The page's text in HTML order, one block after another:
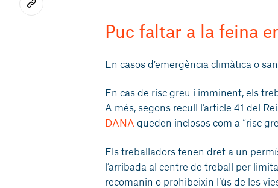
Puc faltar a la feina
En casos d’emergència climàtica o
En cas de risc greu i imminent, els
A més, segons recull l’article 41 del
DANA queden inclosos com a “risc
Els treballadors tenen dret a un
l’arribada al centre de treball per
recomanin o prohibeixin l’ús de les